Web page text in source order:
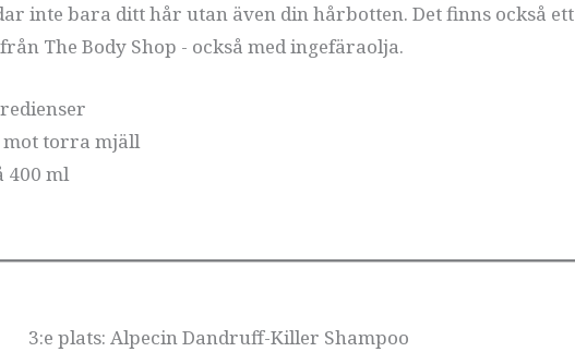
inte bara ditt hår utan även din hårbotten. Det finns också ett
The Body Shop - också med ingefäraolja.
torra mjäll
400 ml
3:e plats: Alpecin Dandruff-Killer Shampoo